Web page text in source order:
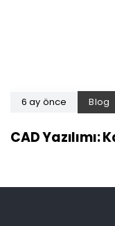
6 ay önce Blog
CAD Yazılımı: